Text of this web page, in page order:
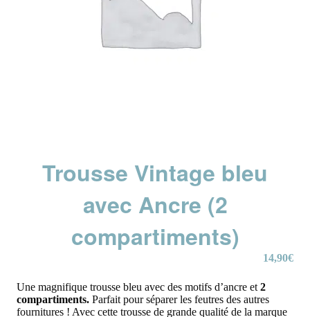
Trousse Vintage bleu
avec Ancre (2
compartiments)
14,90€
Une magnifique trousse bleu avec des motifs d’ancre et 2
compartiments. Parfait pour séparer les feutres des autres
fournitures ! Avec cette trousse de grande qualité de la marque